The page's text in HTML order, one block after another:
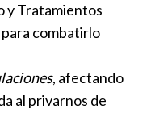
, afectando
al privarnos de